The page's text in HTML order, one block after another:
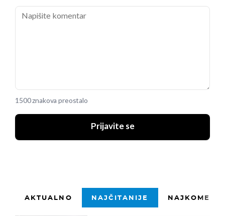
1500 znakova preostalo
Prijavite se
AKTUALNO NAJČITANIJE